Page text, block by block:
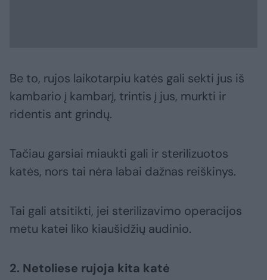
Be to, rujos laikotarpiu katės gali sekti jus iš
kambario į kambarį, trintis į jus, murkti ir
ridentis ant grindų.
Tačiau garsiai miaukti gali ir sterilizuotos
katės, nors tai nėra labai dažnas reiškinys.
Tai gali atsitikti, jei sterilizavimo operacijos
metu katei liko kiaušidžių audinio.
2. Netoliese rujoja kita katė